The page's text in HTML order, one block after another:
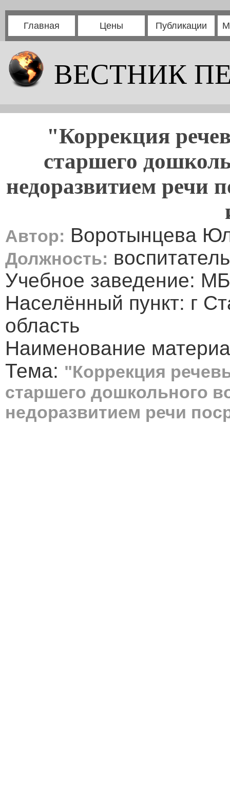
Главная Цены Публикации
ВЕСТНИК
"Коррекция
старшего
недоразвитием речи
Автор: Воротынцева
Должность: воспитатель
Учебное заведение:
Населённый пункт: г
область
Наименование
Тема: "Коррекция
старшего дошкольного
недоразвитием речи